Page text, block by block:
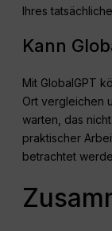
Ihres
Kann
Mit GlobalGPT
Ort vergleichen
warten, das
praktischer
betrachtet